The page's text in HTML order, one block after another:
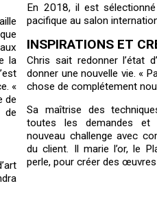
la
«
de
de
En 2018, il est
pacifique au salon
INSPIRATIONS ET
Chris sait redonner l’état
donner une nouvelle vie. «
chose de complétement
Sa maîtrise des
toutes les demandes et
nouveau challenge avec
du client. Il marie l’or, le
perle, pour créer des